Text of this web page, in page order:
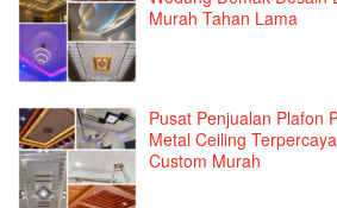
Murah Tahan Lama
Pusat Penjualan Plafon
Metal Ceiling
Custom Murah